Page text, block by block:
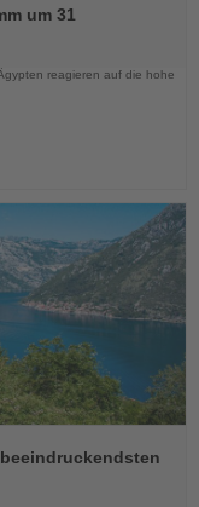
um 31
reagieren auf die hohe